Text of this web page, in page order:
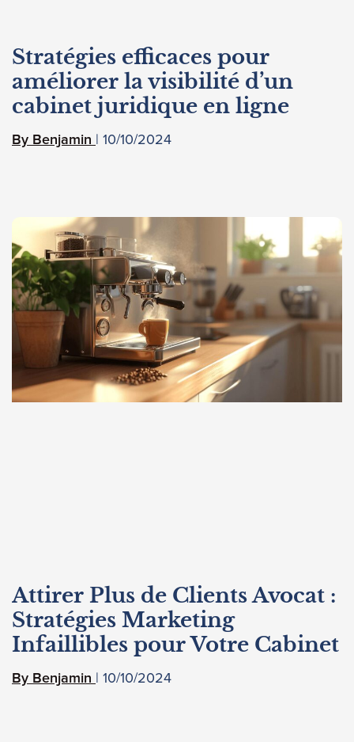
Stratégies efficaces pour
améliorer la visibilité d’un
cabinet juridique en ligne
Benjamin 10/10/2024
Attirer Plus de Clients Avocat :
Stratégies Marketing
Infaillibles pour Votre Cabinet
Benjamin 10/10/2024